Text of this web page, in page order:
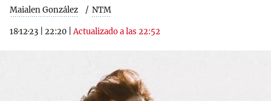
Maialen González NTM
18·12·23 22:20 |Actualizado a las 22:52